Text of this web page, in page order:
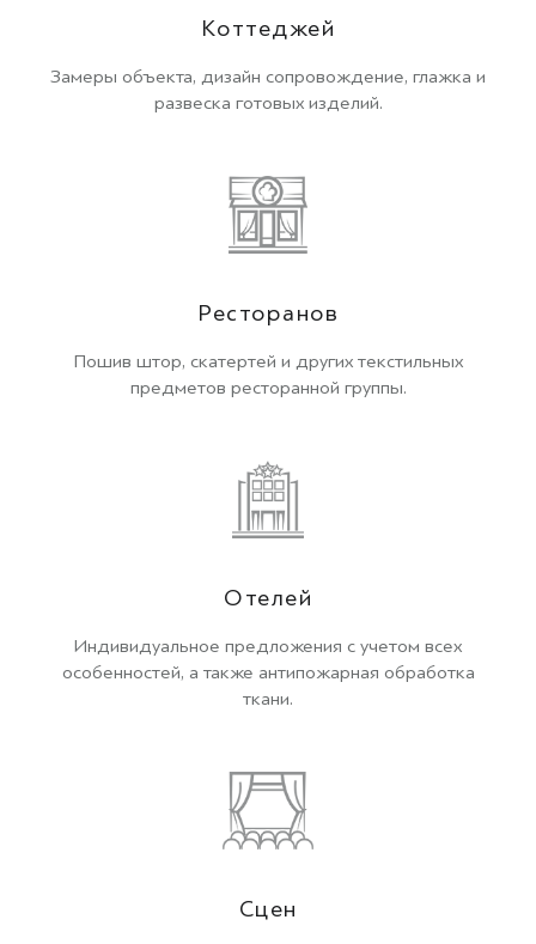
Коттеджей
Замеры объекта, дизайн сопровождение, глажка и
развеска готовых изделий.
Ресторанов
Пошив штор, скатертей и других текстильных
предметов ресторанной группы.
Отелей
Индивидуальное предложения с учетом всех
особенностей, а также антипожарная обработка
ткани.
Сцен